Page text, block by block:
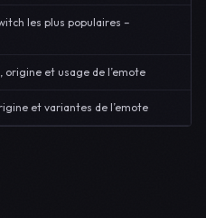
les plus populaires –
origine et usage de l’emote
et variantes de l’emote